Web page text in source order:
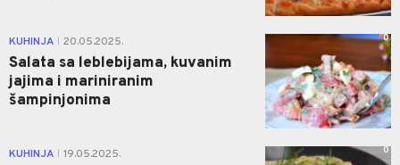
KUHINJA 20.05.2025.
Salata sa leblebijama, kuvanim
jajima i mariniranim
šampinjonima
0
KUHINJA 19.05.2025. 0